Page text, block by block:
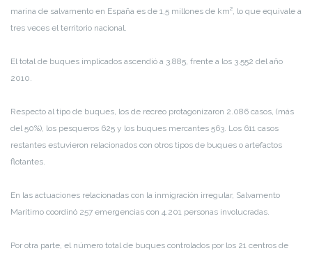
marina de salvamento en España es de 1,5 millones de km², lo que equivale a
tres veces el territorio nacional.
El total de buques implicados ascendió a 3.885, frente a los 3.552 del año
2010.
Respecto al tipo de buques, los de recreo protagonizaron 2.086 casos, (más
del 50%), los pesqueros 625 y los buques mercantes 563. Los 611 casos
restantes estuvieron relacionados con otros tipos de buques o artefactos
flotantes.
En las actuaciones relacionadas con la inmigración irregular, Salvamento
Marítimo coordinó 257 emergencias con 4.201 personas involucradas.
Por otra parte, el número total de buques controlados por los 21 centros de